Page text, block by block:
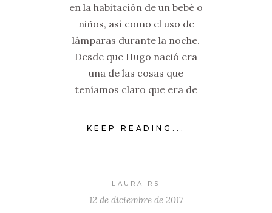
en la habitación de un bebé o
niños, así como el uso de
lámparas durante la noche.
Desde que Hugo nació era
una de las cosas que
teníamos claro que era de
KEEP READING...
LAURA RS
12 de diciembre de 2017